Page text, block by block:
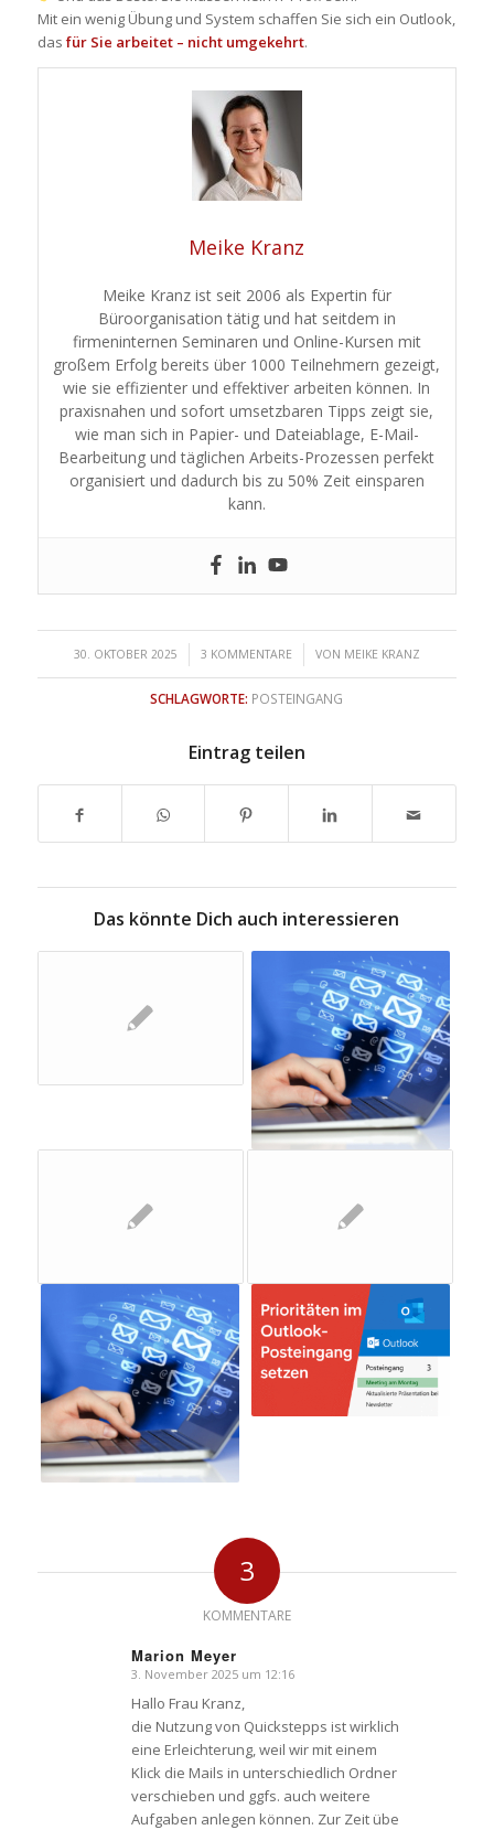
Mit ein wenig Übung und System schaffen Sie sich ein Outlook,
das für Sie arbeitet – nicht umgekehrt.
Meike Kranz
Meike Kranz ist seit 2006 als Expertin für
Büroorganisation tätig und hat seitdem in
firmeninternen Seminaren und Online-Kursen mit
großem Erfolg bereits über 1000 Teilnehmern gezeigt,
wie sie effizienter und effektiver arbeiten können. In
praxisnahen und sofort umsetzbaren Tipps zeigt sie,
wie man sich in Papier- und Dateiablage, E-Mail-
Bearbeitung und täglichen Arbeits-Prozessen perfekt
organisiert und dadurch bis zu 50% Zeit einsparen
kann.
30. OKTOBER 2025
/ 3 KOMMENTARE
/ VON MEIKE KRANZ
SCHLAGWORTE: POSTEINGANG
Eintrag teilen
Das könnte Dich auch interessieren
3
KOMMENTARE
Marion Meyer
sagte:
3. November 2025 um 12:16
Hallo Frau Kranz,
die Nutzung von Quickstepps ist wirklich
eine Erleichterung, weil wir mit einem
Klick die Mails in unterschiedlich Ordner
verschieben und ggfs. auch weitere
Aufgaben anlegen können. Zur Zeit übe